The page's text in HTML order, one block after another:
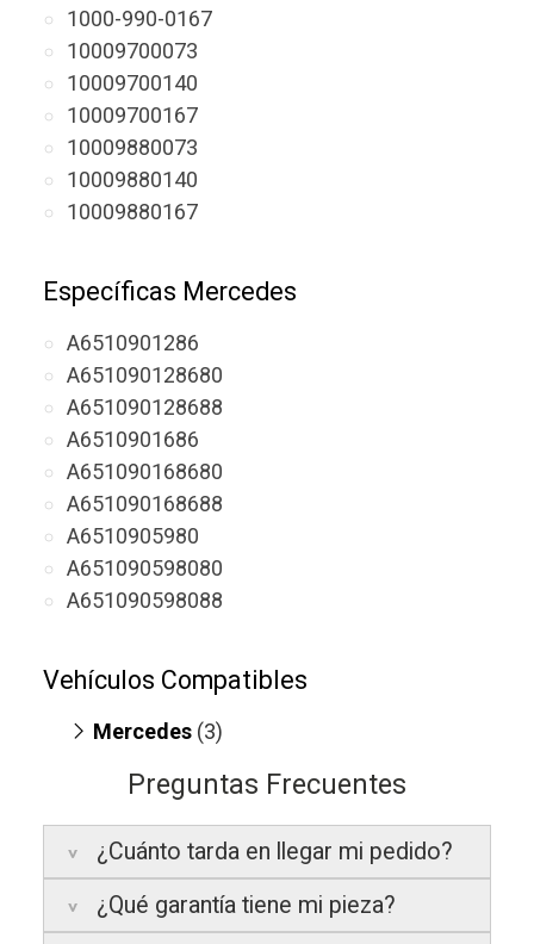
1000-990-0167
10009700073
10009700140
10009700167
10009880073
10009880140
10009880167
Específicas Mercedes
A6510901286
A651090128680
A651090128688
A6510901686
A651090168680
A651090168688
A6510905980
A651090598080
A651090598088
Vehículos Compatibles
Mercedes (3)
OM 651.958)
V200 W447(motor OM 651.950)
V220 W447(motor OM 651.950)
Preguntas Frecuentes
¿Cuánto tarda en llegar mi pedido?
Península:Entregamos en un plazo
¿Qué garantía tiene mi pieza?